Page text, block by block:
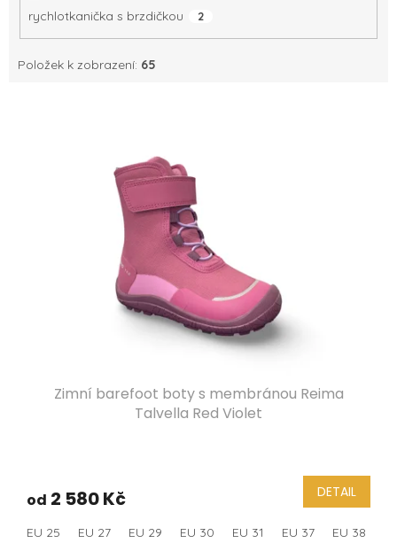
rychlotkanička s brzdičkou 2
Položek k zobrazení: 65
Zimní barefoot boty s membránou Reima
Talvella Red Violet
od 2 580 Kč DETAIL
EU 25 EU 27 EU 29 EU 30 EU 31 EU 37 EU 38